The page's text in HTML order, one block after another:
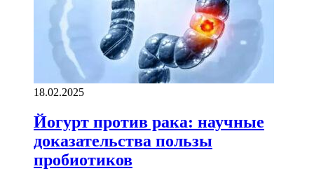
18.02.2025
Йогурт против рака: научные
доказательства пользы
пробиотиков